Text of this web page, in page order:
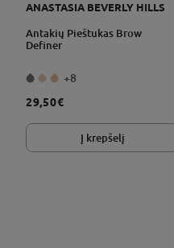
grąžinimo sąlygos
ANASTASIA BEVERLY HILLS
Antakių Pieštukas Brow
Definer
+8
29,50€
Į krepšelį